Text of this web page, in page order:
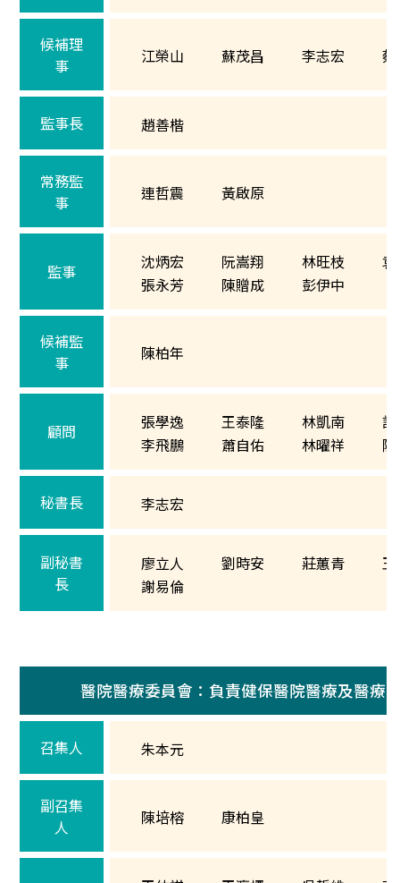
候補理
事
江榮山 蘇茂昌 李志宏
監事長 趙善楷
常務監
事
連哲震 黃啟原
監事 沈炳宏 阮嵩翔 林旺枝
張永芳
陳贈成 彭伊中
候補監
事
陳柏年
顧問 張學逸 王泰隆 林凱南
李飛鵬
蕭自佑 林曜祥
秘書長 李志宏
副秘書
長
廖立人 劉時安 莊蕙青
謝易倫
醫院醫療委員會：負責健保醫院醫療及醫療
召集人 朱本元
副召集
人
陳培榕 康柏皇